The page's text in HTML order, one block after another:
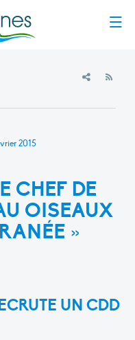
2015
CHEF DE
OISEAUX
»
UN CDD